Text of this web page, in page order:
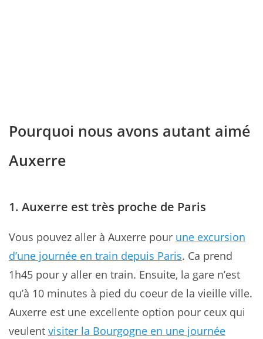
Pourquoi nous avons autant aimé
Auxerre
1. Auxerre est très proche de Paris
Vous pouvez aller à Auxerre pour une excursion
d’une journée en train depuis Paris. Ca prend
1h45 pour y aller en train. Ensuite, la gare n’est
qu’à 10 minutes à pied du coeur de la vieille ville.
Auxerre est une excellente option pour ceux qui
veulent visiter la Bourgogne en une journée